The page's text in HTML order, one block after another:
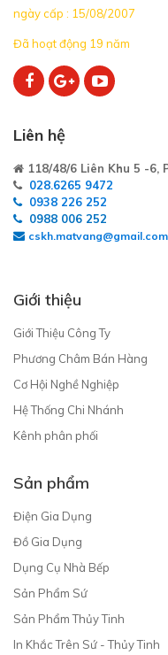
ngày cấp : 15/08/2007
Đã hoạt động 19 năm
Liên hệ
118/48/6 Liên Khu 5 -6,
028.6265 9472
0938 226 252
0988 006 252
cskh.matvang@gmail.com
Giới thiệu
Giới Thiệu Công Ty
Phương Châm Bán Hàng
Cơ Hội Nghề Nghiệp
Hệ Thống Chi Nhánh
Kênh phân phối
Sản phẩm
Điện Gia Dụng
Đồ Gia Dụng
Dụng Cụ Nhà Bếp
Sản Phẩm Sứ
Sản Phẩm Thủy Tinh
In Khắc Trên Sứ - Thủy Tinh